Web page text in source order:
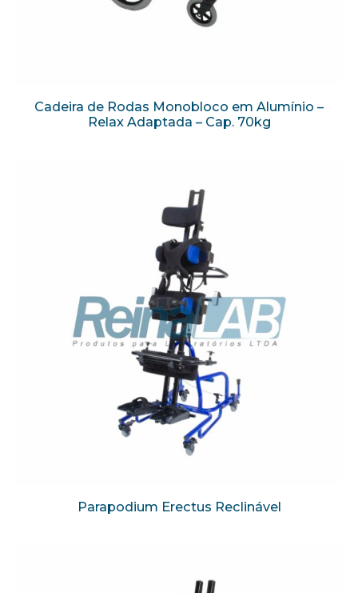
Cadeira de Rodas Monobloco em Alumínio –
Relax Adaptada – Cap. 70kg
Parapodium Erectus Reclinável